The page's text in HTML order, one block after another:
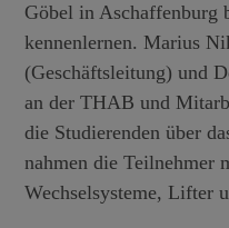
Göbel in Aschaffenburg
kennenlernen. Marius
(Geschäftsleitung) und
an der THAB und
die Studierenden über
nahmen die Teilnehmer
Wechselsysteme, Lifter